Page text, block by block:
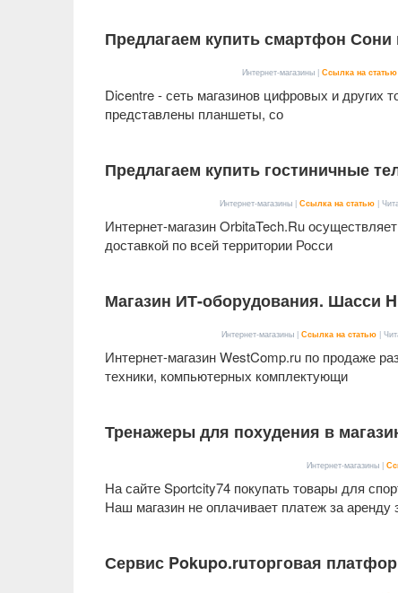
Предлагаем купить смартфон Сони
Интернет-магазины | Ссылка на статью
Dicentre - сеть магазинов цифровых и других
представлены планшеты, со
Предлагаем купить гостиничные
Интернет-магазины | Ссылка на статью |
Интернет-магазин OrbitaTech.Ru
доставкой по всей территории Росси
Магазин ИТ-оборудования. Шасси
Интернет-магазины | Ссылка на статью |
Интернет-магазин WestComp.ru по продаже
техники, компьютерных комплектующи
Тренажеры для похудения в
Интернет-магазины |
На сайте Sportcity74 покупать товары для
Наш магазин не оплачивает платеж за аренду
Сервис Pokupo.ruторговая